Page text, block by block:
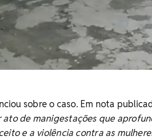
sobre o caso. Em nota
de manigestações que
e a violência contra as